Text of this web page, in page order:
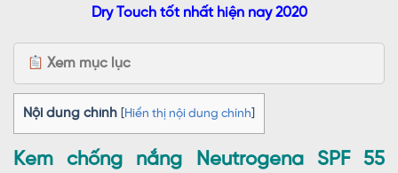
Dry Touch tốt nhất hiện nay 2020
Xem mục lục
Nội dung chính Hiển thị nội dung chính
Kem chống nắng Neutrogena SPF 55